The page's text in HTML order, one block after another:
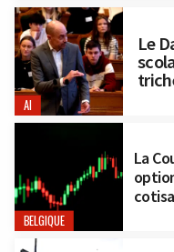
AI
Le
BELGIQUE
La